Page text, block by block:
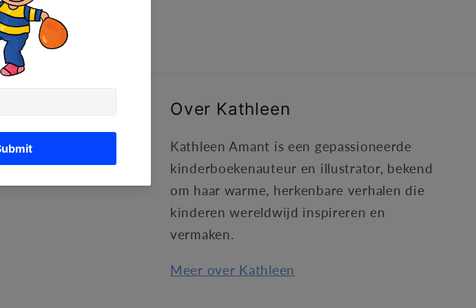
Over Kathleen
Kathleen Amant is een gepassioneerde
kinderboekenauteur en illustrator, bekend
om haar warme, herkenbare verhalen die
kinderen wereldwijd inspireren en
vermaken.
Meer over Kathleen